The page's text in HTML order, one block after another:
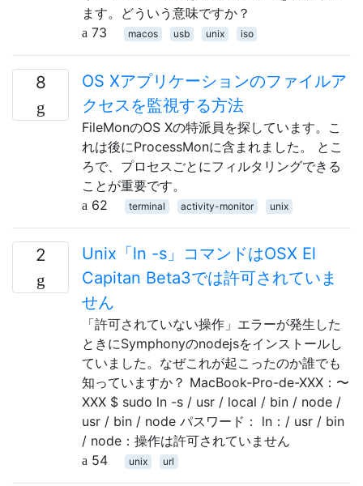
ます。どういう意味ですか？
73
macos usb unix iso
8
OS Xアプリケーションのファイルア
クセスを監視する方法
FileMonのOS Xの特派員を探しています。こ
れは後にProcessMonに含まれました。 とこ
ろで、プロセスごとにフィルタリングできる
ことが重要です。
62
terminal activity-monitor unix
2
Unix「ln -s」コマンドはOSX El
Capitan Beta3では許可されていま
せん
「許可されていない操作」エラーが発生した
ときにSymphonyのnodejsをインストールし
ていました。なぜこれが起こったのか誰でも
知っていますか？ MacBook-Pro-de-XXX：〜
XXX $ sudo ln -s / usr / local / bin / node /
usr / bin / node パスワード： ln：/ usr / bin
/ node：操作は許可されていません
54
unix url